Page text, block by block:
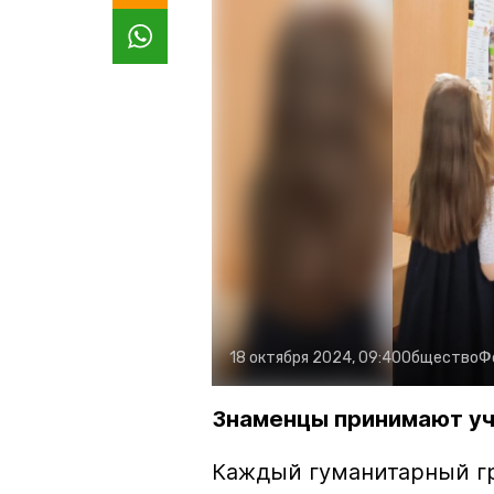
18 октября 2024, 09:40Общество
Знаменцы принимают
Каждый гуманитарный